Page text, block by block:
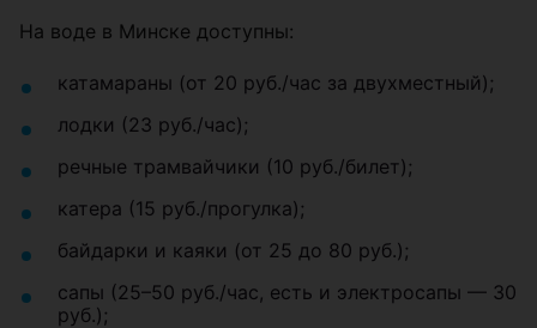
На воде в Минске доступны:
катамараны (от 20 руб./час за двухместный);
лодки (23 руб./час);
речные трамвайчики (10 руб./билет);
катера (15 руб./прогулка);
байдарки и каяки (от 25 до 80 руб.);
сапы (25–50 руб./час, есть и электросапы — 30
руб.);